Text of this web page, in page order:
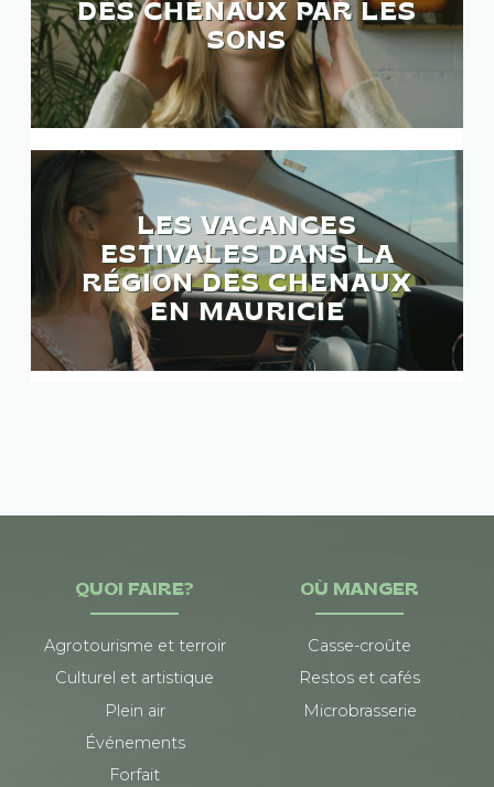
DES CHENAUX PAR LES
SONS
LES VACANCES
ESTIVALES DANS LA
RÉGION DES CHENAUX
EN MAURICIE
QUOI FAIRE?
Agrotourisme et terroir
Culturel et artistique
Plein air
Événements
Forfait
OÙ MANGER
Casse-croûte
Restos et cafés
Microbrasserie